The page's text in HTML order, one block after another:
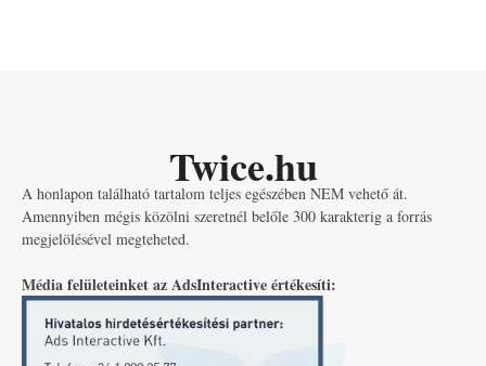
Twice.hu
A honlapon található tartalom teljes egészében NEM vehető át.
Amennyiben mégis közölni szeretnél belőle 300 karakterig a forrás
megjelölésével megteheted.
Média felületeinket az AdsInteractive értékesíti: